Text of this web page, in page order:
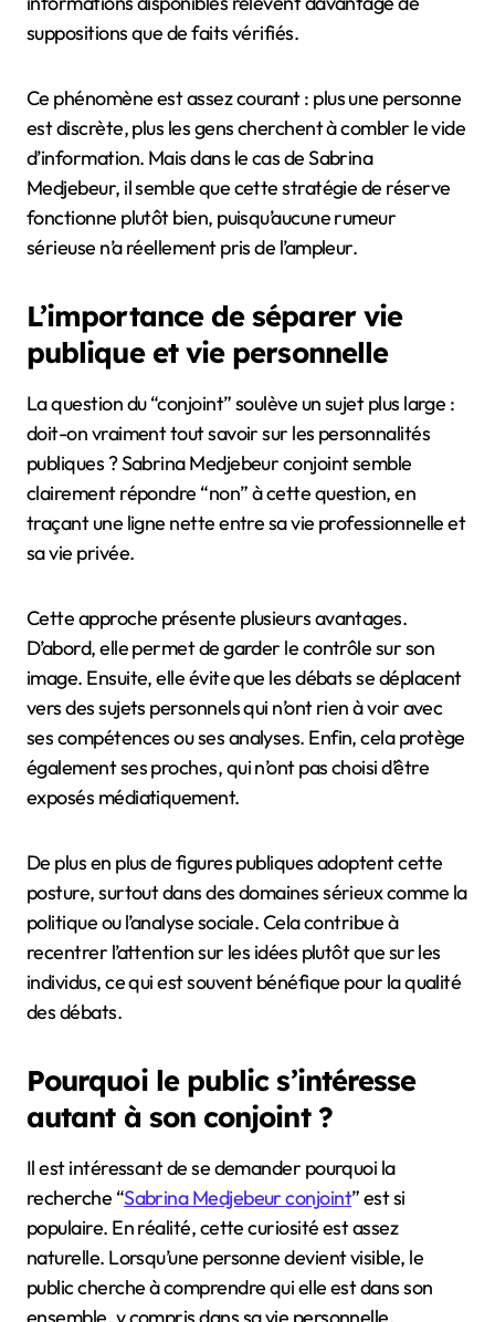
suppositions que de faits vérifiés.
Ce phénomène est assez courant : plus une personne
est discrète, plus les gens cherchent à combler le vide
d’information. Mais dans le cas de Sabrina
Medjebeur, il semble que cette stratégie de réserve
fonctionne plutôt bien, puisqu’aucune rumeur
sérieuse n’a réellement pris de l’ampleur.
L’importance de séparer vie
publique et vie personnelle
La question du “conjoint” soulève un sujet plus large :
doit-on vraiment tout savoir sur les personnalités
publiques ? Sabrina Medjebeur conjoint semble
clairement répondre “non” à cette question, en
traçant une ligne nette entre sa vie professionnelle et
sa vie privée.
Cette approche présente plusieurs avantages.
D’abord, elle permet de garder le contrôle sur son
image. Ensuite, elle évite que les débats se déplacent
vers des sujets personnels qui n’ont rien à voir avec
ses compétences ou ses analyses. Enfin, cela protège
également ses proches, qui n’ont pas choisi d’être
exposés médiatiquement.
De plus en plus de figures publiques adoptent cette
posture, surtout dans des domaines sérieux comme la
politique ou l’analyse sociale. Cela contribue à
recentrer l’attention sur les idées plutôt que sur les
individus, ce qui est souvent bénéfique pour la qualité
des débats.
Pourquoi le public s’intéresse
autant à son conjoint ?
Il est intéressant de se demander pourquoi la
recherche “Sabrina Medjebeur conjoint” est si
populaire. En réalité, cette curiosité est assez
naturelle. Lorsqu’une personne devient visible, le
public cherche à comprendre qui elle est dans son